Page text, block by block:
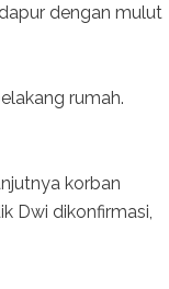
dengan mulut
rumah.
korban
Dwi dikonfirmasi,